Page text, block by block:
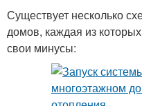
Существует несколько
домов, каждая из
свои минусы: